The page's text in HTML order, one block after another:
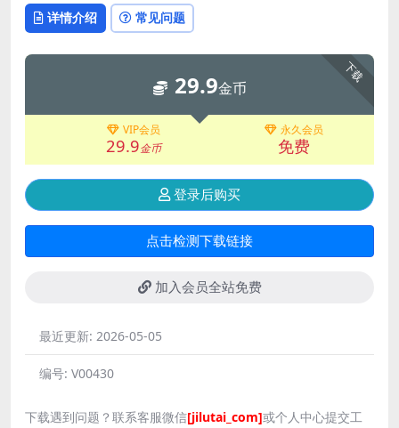
详情介绍 常见问题
下载
29.9金币
VIP会员
29.9金币
永久会员
免费
登录后购买
点击检测下载链接
加入会员全站免费
最近更新: 2026-05-05
编号: V00430
下载遇到问题？联系客服微信[jilutai_com]或个人中心提交工